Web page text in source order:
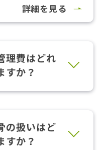
詳細を見る
理費はどれ
すか？
の扱いはど
すか？